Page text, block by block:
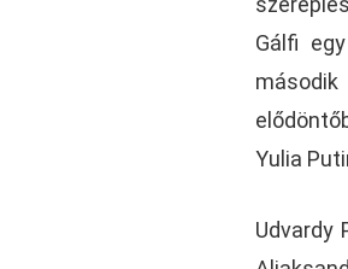
Gálfi
Yulia
Udvardy